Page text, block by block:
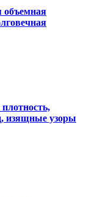
объемная
изящные узоры